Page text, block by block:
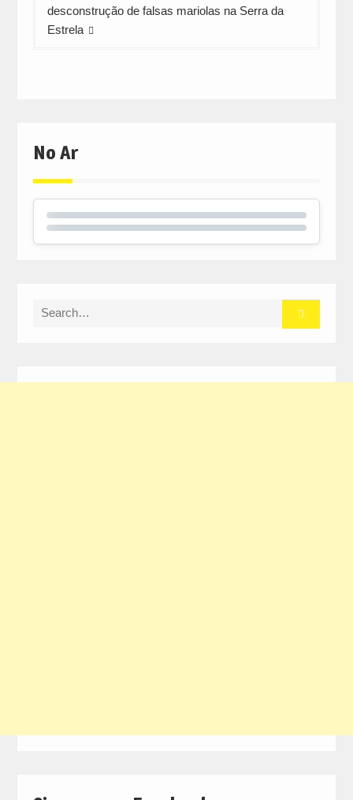
desconstrução de falsas mariolas na Serra da
Estrela
No Ar
Search